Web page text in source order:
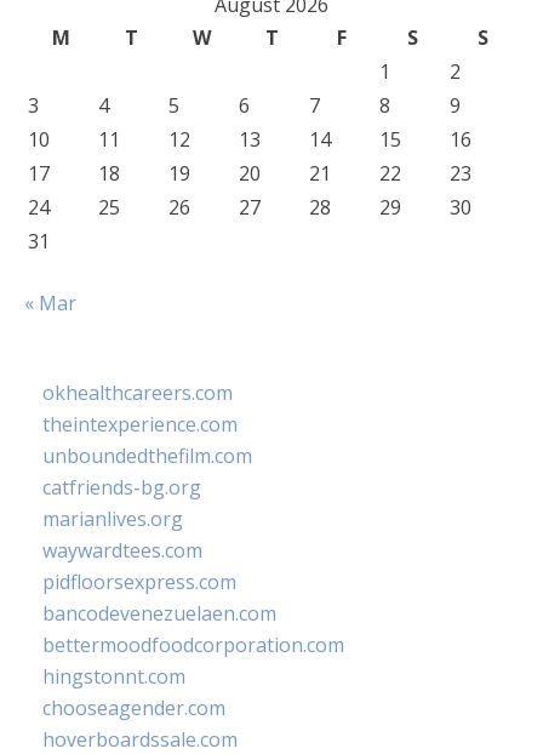
M
T W T F S
S
1
2
3
4 5 6 7 8
9
10
11 12 13 14 15
16
17
18 19 20 21 22
23
24
25 26 27 28 29
30
31
« Mar
okhealthcareers.com
theintexperience.com
unboundedthefilm.com
catfriends-bg.org
marianlives.org
waywardtees.com
pidfloorsexpress.com
bancodevenezuelaen.com
bettermoodfoodcorporation.com
hingstonnt.com
chooseagender.com
hoverboardssale.com